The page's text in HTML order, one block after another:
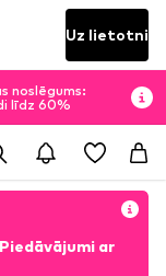
Uz lietotni
noslēgums:
līdz 60%
ar